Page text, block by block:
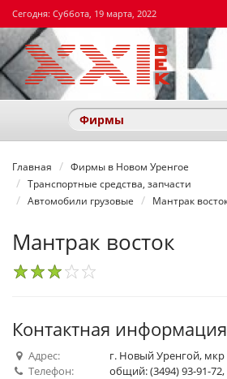
Сегодня: Суббота, 19 марта, 2022
Фирмы
Главная
Фирмы в Новом Уренгое
Транспортные средства, запчасти
Автомобили грузовые
Мантрак
Мантрак восток
Контактная информация
Адрес:
г. Новый Уренгой,
Телефон:
общий: (3494) 93-91-